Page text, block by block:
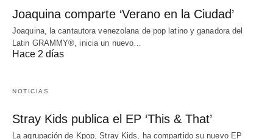
Joaquina comparte ‘Verano en la Ciudad’
Joaquina, la cantautora venezolana de pop latino y ganadora del
Latin GRAMMY®, inicia un nuevo…
Hace 2 días
NOTICIAS
Stray Kids publica el EP ‘This & That’
La agrupación de Kpop, Stray Kids, ha compartido su nuevo EP